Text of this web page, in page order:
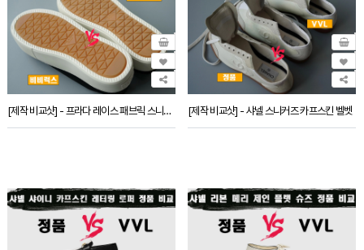
[제작 비교샷] - 프라다 레이스 패브릭 스니커즈 [제작 비교샷] - 샤넬 스니커즈 카프스킨 벨벳